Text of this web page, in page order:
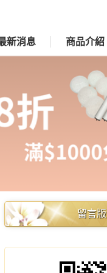
新消息 商品介紹
留言版